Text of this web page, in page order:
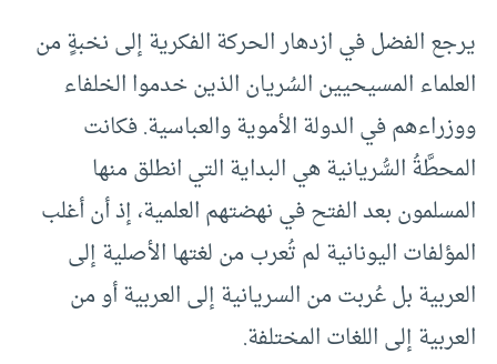
يرجع الفضل في ازدهار الحركة الفكرية إلى نخبةٍ من
العلماء المسيحيين السُريان الذين خدموا الخلفاء
ووزراءهم في الدولة الأموية والعباسية. فكانت
المحطَّةُ السُّريانية هي البداية التي انطلق منها
المسلمون بعد الفتح في نهضتهم العلمية، إذ أن أغلب
المؤلفات اليونانية لم تُعرب من لغتها الأصلية إلى
العربية بل عُربت من السريانية إلى العربية أو من
العربية إلى اللغات المختلفة.